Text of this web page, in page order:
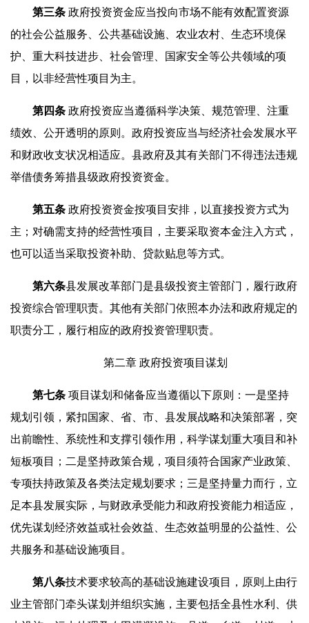
第三条 政府投资资金应当投向市场不能有效配置资源
的社会公益服务、公共基础设施、农业农村、生态环境保
护、重大科技进步、社会管理、国家安全等公共领域的项
目，以非经营性项目为主。
第四条 政府投资应当遵循科学决策、规范管理、注重
绩效、公开透明的原则。政府投资应当与经济社会发展水平
和财政收支状况相适应。县政府及其有关部门不得违法违规
举借债务筹措县级政府投资资金。
第五条 政府投资资金按项目安排，以直接投资方式为
主；对确需支持的经营性项目，主要采取资本金注入方式，
也可以适当采取投资补助、贷款贴息等方式。
第六条县发展改革部门是县级投资主管部门，履行政府
投资综合管理职责。其他有关部门依照本办法和政府规定的
职责分工，履行相应的政府投资管理职责。
第二章 政府投资项目谋划
第七条 项目谋划和储备应当遵循以下原则：一是坚持
规划引领，紧扣国家、省、市、县发展战略和决策部署，突
出前瞻性、系统性和支撑引领作用，科学谋划重大项目和补
短板项目；二是坚持政策合规，项目须符合国家产业政策、
专项扶持政策及各类法定规划要求；三是坚持量力而行，立
足本县发展实际，与财政承受能力和政府投资能力相适应，
优先谋划经济效益或社会效益、生态效益明显的公益性、公
共服务和基础设施项目。
第八条技术要求较高的基础设施建设项目，原则上由行
业主管部门牵头谋划并组织实施，主要包括全县性水利、供